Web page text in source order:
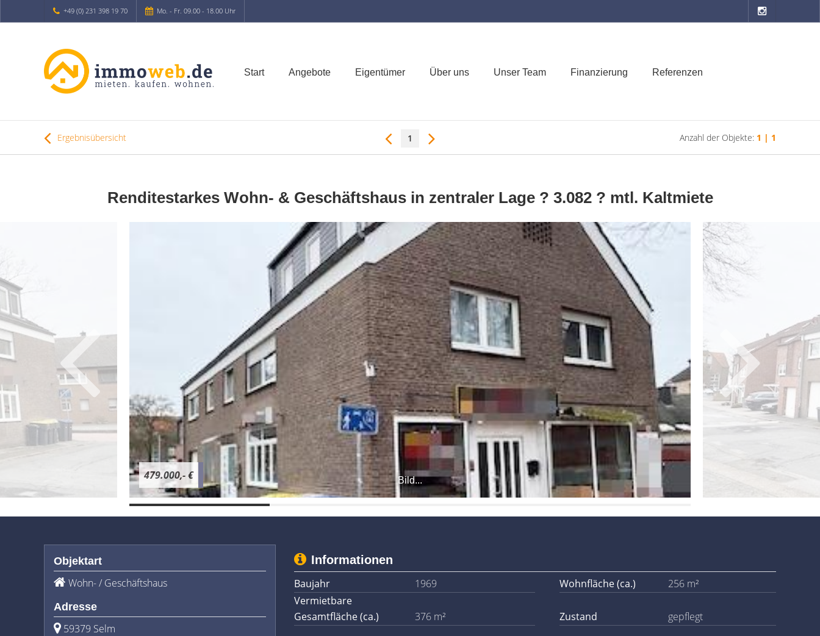
+49 (0) 231 398 19 70 Mo. - Fr. 09.00 - 18.00 Uhr
Start Angebote Eigentümer Über uns Unser Team Finanzierung Referenzen
Ergebnisübersicht 1 Anzahl der Objekte: 1 | 1
Renditestarkes Wohn- & Geschäftshaus in zentraler Lage ? 3.082 ? mtl. Kaltmiete
Bild...
479.000,- €
Objektart
Wohn- / Geschäftshaus
Adresse
59379 Selm
Informationen
Baujahr
1969 Wohnfläche (ca.)
256 m²
Vermietbare
Gesamtfläche (ca.)
376 m² Zustand gepflegt